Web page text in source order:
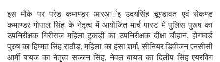
इस मौके पर परेड कमाण्डर आरआर्इ उदयसिंह चूण्डावत एवं सेकण्ड
कमाण्डर गोपाल सिंह के नेतृत्व में आयोजित मार्च पास्ट में पुलिस पुरूष का
उपनिरीक्षक गिरीराज महिला टुकड़ी का उपनिरीक्षक दीक्षा चौहान, होगमार्ड
पुरुष का हिम्मत सिंह राठौड़, महिला का हंसा शर्मा, सीनियर डिवीजन एनसीसी